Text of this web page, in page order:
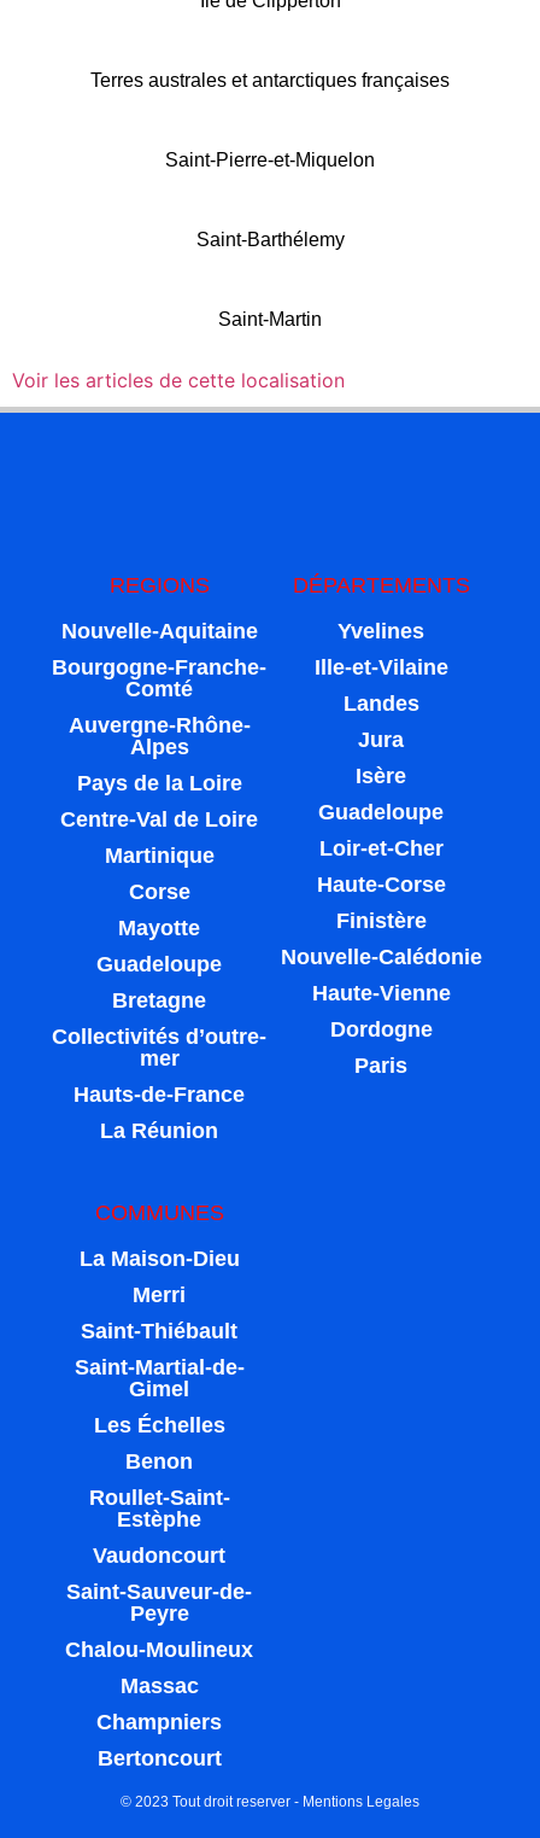
Terres australes et antarctiques françaises
Saint-Pierre-et-Miquelon
Saint-Barthélemy
Saint-Martin
Voir les articles de cette localisation
REGIONS
Nouvelle-Aquitaine
Bourgogne-Franche-
Comté
Auvergne-Rhône-
Alpes
Pays de la Loire
Centre-Val de Loire
Martinique
Corse
Mayotte
Guadeloupe
Bretagne
Collectivités d’outre-
mer
Hauts-de-France
La Réunion
DÉPARTEMENTS
Yvelines
Ille-et-Vilaine
Landes
Jura
Isère
Guadeloupe
Loir-et-Cher
Haute-Corse
Finistère
Nouvelle-Calédonie
Haute-Vienne
Dordogne
Paris
COMMUNES
La Maison-Dieu
Merri
Saint-Thiébault
Saint-Martial-de-
Gimel
Les Échelles
Benon
Roullet-Saint-
Estèphe
Vaudoncourt
Saint-Sauveur-de-
Peyre
Chalou-Moulineux
Massac
Champniers
Bertoncourt
© 2023 Tout droit reserver - Mentions Legales